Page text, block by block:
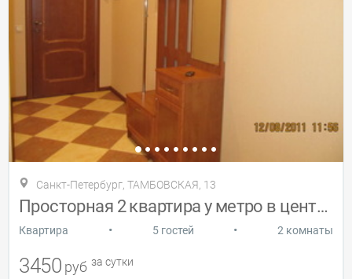
Санкт-Петербург, ТАМБОВСКАЯ, 13
Просторная 2 квартира у метро в центре
Квартира • 5 гостей • 2 комнаты
3450 руб за сутки